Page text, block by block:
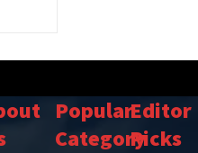
Popular
Category
Editor
Picks